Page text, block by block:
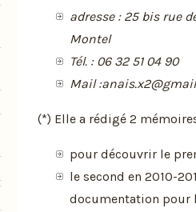
adresse : 25 bis rue
Montel
Tél. : 06 32 51 04 90
Mail
(*) Elle a rédigé 2
pour découvrir le
le second en 2010-
documentation pour